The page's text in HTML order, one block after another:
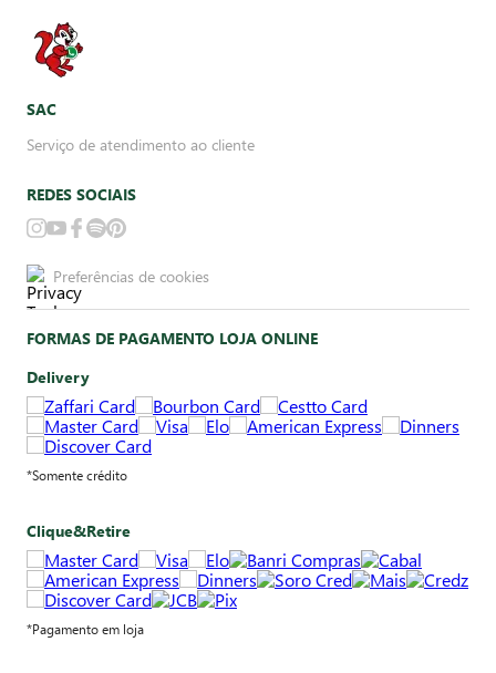
SAC
Serviço de atendimento ao cliente
REDES SOCIAIS
Preferências de cookies
FORMAS DE PAGAMENTO LOJA ONLINE
Delivery
*Somente crédito
Clique&Retire
*Pagamento em loja